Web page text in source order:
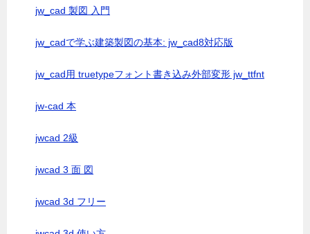
jw_cad 製図 入門
jw_cadで学ぶ建築製図の基本: jw_cad8対応版
jw_cad用 truetypeフォント書き込み外部変形 jw_ttfnt
jw-cad 本
jwcad 2級
jwcad 3 面 図
jwcad 3d フリー